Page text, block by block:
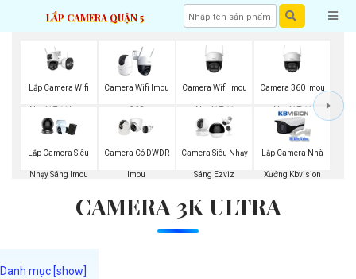
LẮP CAMERA QUẬN 5
Lắp Camera Wifi
Ngoài Trời Imou
Camera Wifi Imou
360
Camera Wifi Imou
Ngoài Trời
Camera 360 Imou
Ngoài Trời
Lắp Camera Siêu
Nhạy Sáng Imou
Camera Có DWDR
Imou
Camera Siêu Nhạy
Sáng Ezviz
Lắp Camera Nhà
Xưởng Kbvision
CAMERA 3K ULTRA